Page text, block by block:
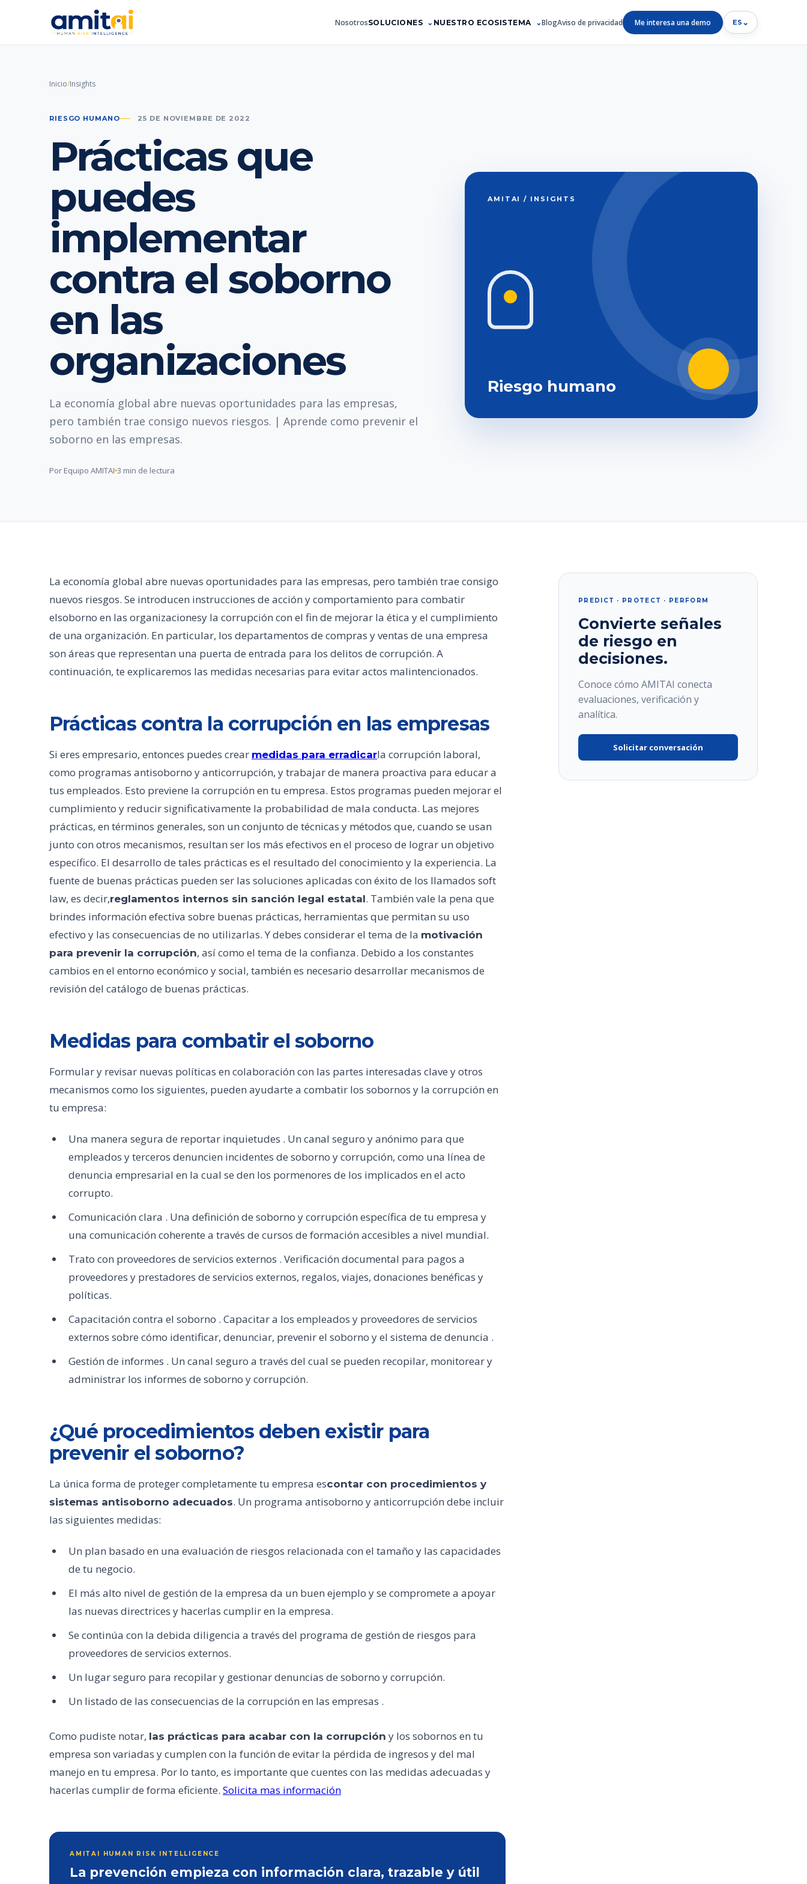
NosotrosSOLUCIONES NUESTRO ECOSISTEMA BlogAviso de privacidad Me interesa una demo ES ⌄
Inicio/Insights
RIESGO HUMANO 25 DE NOVIEMBRE DE 2022
Prácticas que
puedes
implementar
contra el soborno
en las
organizaciones
La economía global abre nuevas oportunidades para las empresas,
pero también trae consigo nuevos riesgos. | Aprende como prevenir el
soborno en las empresas.
Por Equipo AMITAI 3 min de lectura
AMITAI / INSIGHTS
Riesgo humano
La economía global abre nuevas oportunidades para las empresas, pero también trae consigo
nuevos riesgos. Se introducen instrucciones de acción y comportamiento para combatir
elsoborno en las organizacionesy la corrupción con el fin de mejorar la ética y el cumplimiento
de una organización. En particular, los departamentos de compras y ventas de una empresa
son áreas que representan una puerta de entrada para los delitos de corrupción. A
continuación, te explicaremos las medidas necesarias para evitar actos malintencionados.
Prácticas contra la corrupción en las empresas
Si eres empresario, entonces puedes crear medidas para erradicarla corrupción laboral,
como programas antisoborno y anticorrupción, y trabajar de manera proactiva para educar a
tus empleados. Esto previene la corrupción en tu empresa. Estos programas pueden mejorar el
cumplimiento y reducir significativamente la probabilidad de mala conducta. Las mejores
prácticas, en términos generales, son un conjunto de técnicas y métodos que, cuando se usan
junto con otros mecanismos, resultan ser los más efectivos en el proceso de lograr un objetivo
específico. El desarrollo de tales prácticas es el resultado del conocimiento y la experiencia. La
fuente de buenas prácticas pueden ser las soluciones aplicadas con éxito de los llamados soft
law, es decir,reglamentos internos sin sanción legal estatal. También vale la pena que
brindes información efectiva sobre buenas prácticas, herramientas que permitan su uso
efectivo y las consecuencias de no utilizarlas. Y debes considerar el tema de la motivación
para prevenir la corrupción, así como el tema de la confianza. Debido a los constantes
cambios en el entorno económico y social, también es necesario desarrollar mecanismos de
revisión del catálogo de buenas prácticas.
Medidas para combatir el soborno
Formular y revisar nuevas políticas en colaboración con las partes interesadas clave y otros
mecanismos como los siguientes, pueden ayudarte a combatir los sobornos y la corrupción en
tu empresa:
Una manera segura de reportar inquietudes . Un canal seguro y anónimo para que
empleados y terceros denuncien incidentes de soborno y corrupción, como una línea de
denuncia empresarial en la cual se den los pormenores de los implicados en el acto
corrupto.
Comunicación clara . Una definición de soborno y corrupción específica de tu empresa y
una comunicación coherente a través de cursos de formación accesibles a nivel mundial.
Trato con proveedores de servicios externos . Verificación documental para pagos a
proveedores y prestadores de servicios externos, regalos, viajes, donaciones benéficas y
políticas.
Capacitación contra el soborno . Capacitar a los empleados y proveedores de servicios
externos sobre cómo identificar, denunciar, prevenir el soborno y el sistema de denuncia .
Gestión de informes . Un canal seguro a través del cual se pueden recopilar, monitorear y
administrar los informes de soborno y corrupción.
¿Qué procedimientos deben existir para
prevenir el soborno?
La única forma de proteger completamente tu empresa escontar con procedimientos y
sistemas antisoborno adecuados. Un programa antisoborno y anticorrupción debe incluir
las siguientes medidas:
Un plan basado en una evaluación de riesgos relacionada con el tamaño y las capacidades
de tu negocio.
El más alto nivel de gestión de la empresa da un buen ejemplo y se compromete a apoyar
las nuevas directrices y hacerlas cumplir en la empresa.
Se continúa con la debida diligencia a través del programa de gestión de riesgos para
proveedores de servicios externos.
Un lugar seguro para recopilar y gestionar denuncias de soborno y corrupción.
Un listado de las consecuencias de la corrupción en las empresas .
Como pudiste notar, las prácticas para acabar con la corrupción y los sobornos en tu
empresa son variadas y cumplen con la función de evitar la pérdida de ingresos y del mal
manejo en tu empresa. Por lo tanto, es importante que cuentes con las medidas adecuadas y
hacerlas cumplir de forma eficiente. Solicita mas información
AMITAI HUMAN RISK INTELLIGENCE
La prevención empieza con información clara, trazable y útil
PREDICT · PROTECT · PERFORM
Convierte señales
de riesgo en
decisiones.
Conoce cómo AMITAI conecta
evaluaciones, verificación y
analítica.
Solicitar conversación